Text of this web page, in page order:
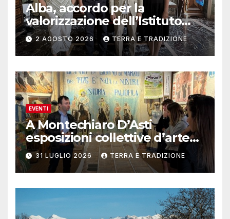
Alba, accordo per la
valorizzazione dell’Istituto
musicale Rocca
2 AGOSTO 2026 TERRA E TRADIZIONE
EVENTI
A Montechiaro D’Asti
esposizioni collettive d’arte
contemporanea
31 LUGLIO 2026 TERRA E TRADIZIONE